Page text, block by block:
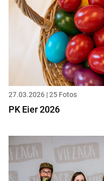
27.03.2026 | 25 Fotos
PK Eier 2026